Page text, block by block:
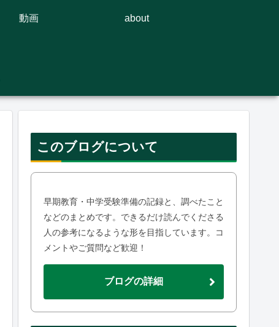
動画 about
このブログについて
早期教育・中学受験準備の記録と、調べたこと
などのまとめです。できるだけ読んでくださる
人の参考になるような形を目指しています。コ
メントやご質問など歓迎！
ブログの詳細